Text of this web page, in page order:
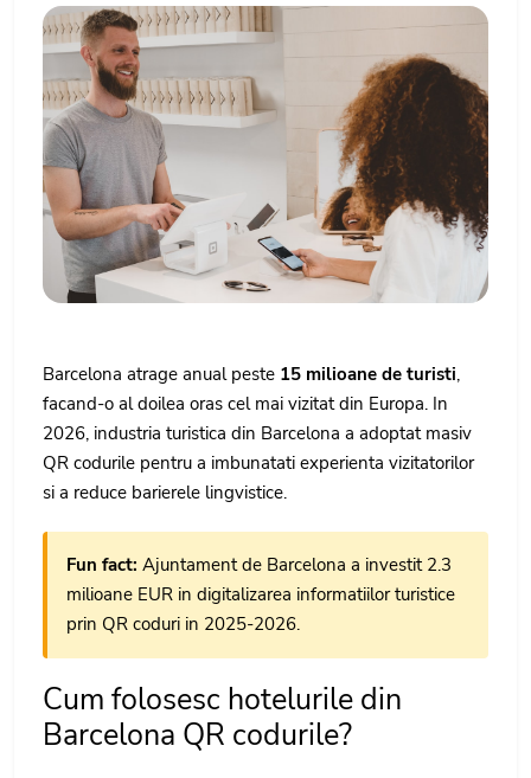
Barcelona atrage anual peste 15 milioane de turisti,
facand-o al doilea oras cel mai vizitat din Europa. In
2026, industria turistica din Barcelona a adoptat masiv
QR codurile pentru a imbunatati experienta vizitatorilor
si a reduce barierele lingvistice.
Fun fact: Ajuntament de Barcelona a investit 2.3
milioane EUR in digitalizarea informatiilor turistice
prin QR coduri in 2025-2026.
Cum folosesc hotelurile din
Barcelona QR codurile?